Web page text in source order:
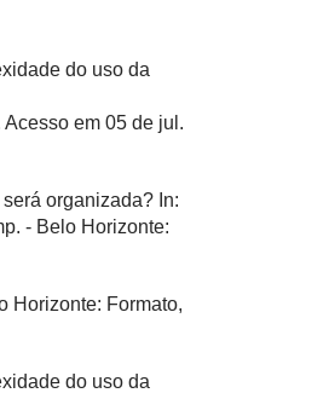
do uso da
Acesso em 05 de jul.
organizada? In:
- Belo Horizonte:
Horizonte: Formato,
do uso da